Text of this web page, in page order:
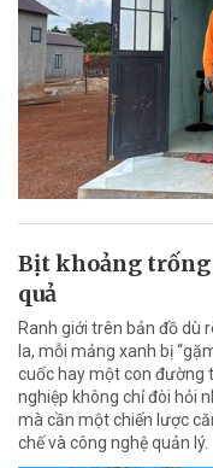
Bịt khoảng trống
quả
Ranh giới trên bản đồ dù
la, mỗi mảng xanh bị
cuốc hay một con đường
nghiệp không chỉ đòi hỏi
mà cần một chiến lược
chế và công nghệ quản lý.